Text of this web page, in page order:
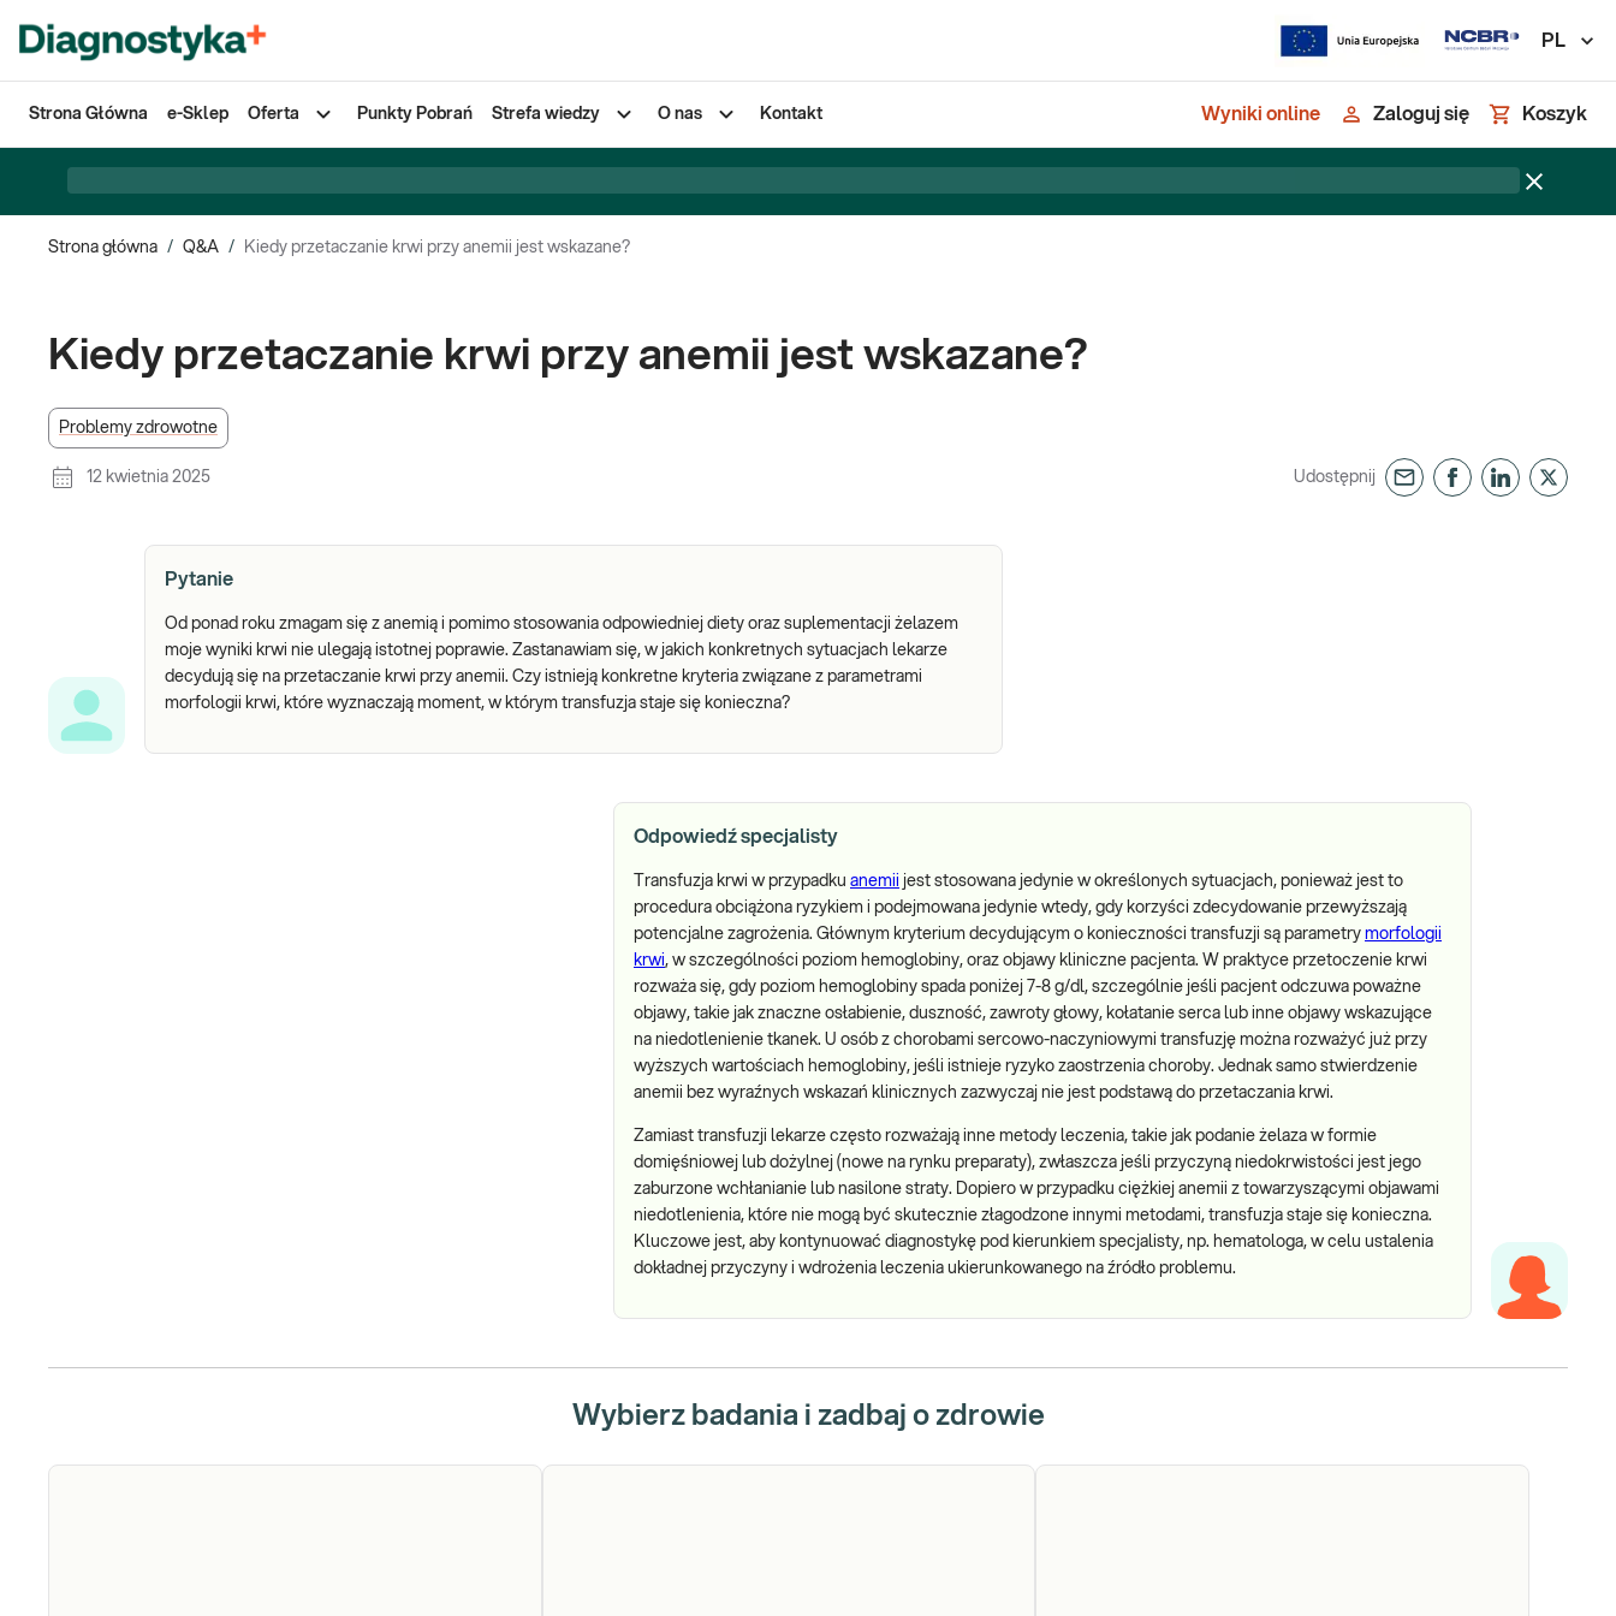
PL
Strona Główna e-Sklep Oferta Punkty Pobrań Strefa wiedzy O nas Kontakt Wyniki online Zaloguj się Koszyk
Strona główna / Q&A / Kiedy przetaczanie krwi przy anemii jest wskazane?
Kiedy przetaczanie krwi przy anemii jest wskazane?
Problemy zdrowotne
12 kwietnia 2025 Udostępnij
Pytanie
Od ponad roku zmagam się z anemią i pomimo stosowania odpowiedniej diety oraz suplementacji żelazem
moje wyniki krwi nie ulegają istotnej poprawie. Zastanawiam się, w jakich konkretnych sytuacjach lekarze
decydują się na przetaczanie krwi przy anemii. Czy istnieją konkretne kryteria związane z parametrami
morfologii krwi, które wyznaczają moment, w którym transfuzja staje się konieczna?
Odpowiedź specjalisty
Transfuzja krwi w przypadku anemii jest stosowana jedynie w określonych sytuacjach, ponieważ jest to
procedura obciążona ryzykiem i podejmowana jedynie wtedy, gdy korzyści zdecydowanie przewyższają
potencjalne zagrożenia. Głównym kryterium decydującym o konieczności transfuzji są parametry morfologii
krwi, w szczególności poziom hemoglobiny, oraz objawy kliniczne pacjenta. W praktyce przetoczenie krwi
rozważa się, gdy poziom hemoglobiny spada poniżej 7-8 g/dl, szczególnie jeśli pacjent odczuwa poważne
objawy, takie jak znaczne osłabienie, duszność, zawroty głowy, kołatanie serca lub inne objawy wskazujące
na niedotlenienie tkanek. U osób z chorobami sercowo-naczyniowymi transfuzję można rozważyć już przy
wyższych wartościach hemoglobiny, jeśli istnieje ryzyko zaostrzenia choroby. Jednak samo stwierdzenie
anemii bez wyraźnych wskazań klinicznych zazwyczaj nie jest podstawą do przetaczania krwi.
Zamiast transfuzji lekarze często rozważają inne metody leczenia, takie jak podanie żelaza w formie
domięśniowej lub dożylnej (nowe na rynku preparaty), zwłaszcza jeśli przyczyną niedokrwistości jest jego
zaburzone wchłanianie lub nasilone straty. Dopiero w przypadku ciężkiej anemii z towarzyszącymi objawami
niedotlenienia, które nie mogą być skutecznie złagodzone innymi metodami, transfuzja staje się konieczna.
Kluczowe jest, aby kontynuować diagnostykę pod kierunkiem specjalisty, np. hematologa, w celu ustalenia
dokładnej przyczyny i wdrożenia leczenia ukierunkowanego na źródło problemu.
Wybierz badania i zadbaj o zdrowie